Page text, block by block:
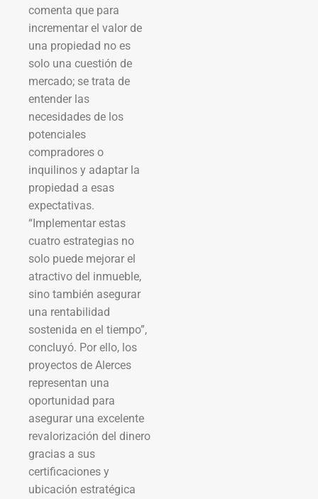
comenta que para
incrementar el valor de
una propiedad no es
solo una cuestión de
mercado; se trata de
entender las
necesidades de los
potenciales
compradores o
inquilinos y adaptar la
propiedad a esas
expectativas.
“Implementar estas
cuatro estrategias no
solo puede mejorar el
atractivo del inmueble,
sino también asegurar
una rentabilidad
sostenida en el tiempo”,
concluyó. Por ello, los
proyectos de Alerces
representan una
oportunidad para
asegurar una excelente
revalorización del dinero
gracias a sus
certificaciones y
ubicación estratégica